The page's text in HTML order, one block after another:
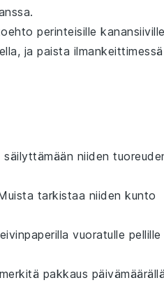
perinteisille
, ja paista
niiden
tarkistaa niiden kunto
vuoratulle pellille
pakkaus